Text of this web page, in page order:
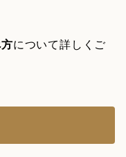
について詳しくご